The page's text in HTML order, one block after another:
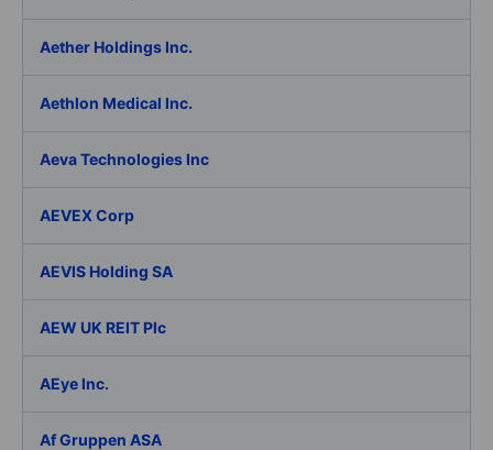
Aether Holdings Inc.
Aethlon Medical Inc.
Aeva Technologies Inc
AEVEX Corp
AEVIS Holding SA
AEW UK REIT Plc
AEye Inc.
Af Gruppen ASA